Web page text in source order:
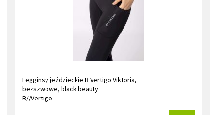
Legginsy jeździeckie B Vertigo Viktoria,
bezszwowe, black beauty
B//Vertigo